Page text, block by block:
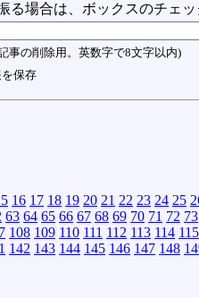
る場合は、ボックスのチェッ
事の削除用。英数字で8文字以内)
保存
16 17 18 19 20 21 22 23 24 25
63 64 65 66 67 68 69 70 71 72 73
108 109 110 111 112 113 114 115
142 143 144 145 146 147 148